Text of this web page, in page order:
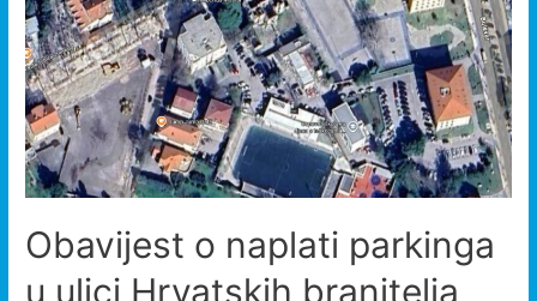
Obavijest o naplati parkinga
u ulici Hrvatskih branitelja